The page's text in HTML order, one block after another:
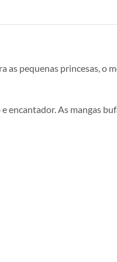
as pequenas princesas, o
encantador. As mangas